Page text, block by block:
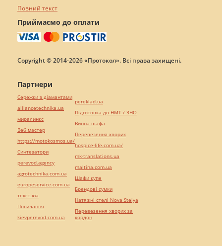
Повний текст
Приймаємо до оплати
Copyright © 2014-2026 «Протокол». Всі права захищені.
Партнери
Сережки з діамантами
alliancetechnika.ua
миралинкс
Веб мастер
https://motokosmos.ua/
Синтезатори
perevod.agency
agrotechnika.com.ua
europeservice.com.ua
текст юа
Посилання
kievperevod.com.ua
pereklad.ua
Підготовка до НМТ / ЗНО
Винна шафа
Перевезення хворих
hospice-life.com.ua/
mk-translations.ua
maltina.com.ua
Шафи купе
Брендові сумки
Натяжні стелі Nova Stelya
Перевезення хворих за
кордон